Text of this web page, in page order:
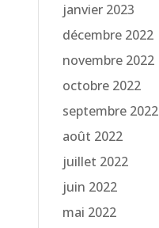
janvier 2023
décembre 2022
novembre 2022
octobre 2022
septembre 2022
août 2022
juillet 2022
juin 2022
mai 2022